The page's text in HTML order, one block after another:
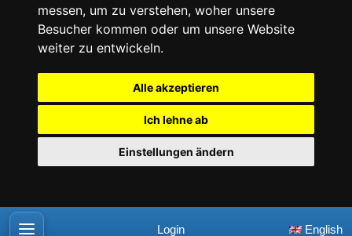
messen, um zu verstehen, woher unsere
Besucher kommen oder um unsere Website
weiter zu entwickeln.
Alle akzeptieren
Ich lehne ab
Einstellungen ändern
Login English